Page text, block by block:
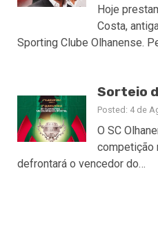
Hoje
Costa,
Sporting Clube Olhanense.
Sorteio
Posted: 4 de
O SC
competição
defrontará o vencedor do…